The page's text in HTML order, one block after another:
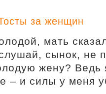
за женщин
мать
сынок, не
жену? Ведь
– и силы у меня